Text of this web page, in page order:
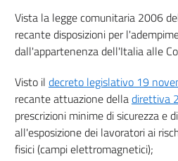
Sezione
CONSULTAZIONE E
48
49
50
51
Vista la legge comunitaria 2006
recante disposizioni per
dall'appartenenza dell'Italia alle
Visto il decreto legislativo 19
recante attuazione delladirettiva
prescrizioni minime di sicurezza e
all'esposizione dei lavoratori ai
fisici (campi elettromagnetici);